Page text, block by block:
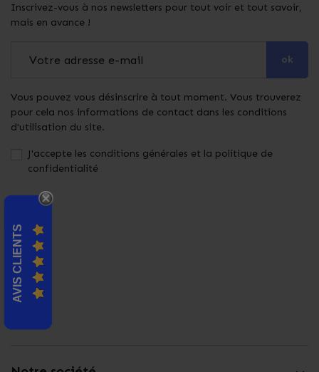
Inscrivez-vous à nos newsletters pour tout voir et tout savoir,
mais en avance !
ok
Vous pouvez vous désinscrire à tout moment. Vous trouverez
pour cela nos informations de contact dans les conditions
d'utilisation du site.
J'accepte les conditions générales et la politique de
confidentialité
AVIS CLIENTS